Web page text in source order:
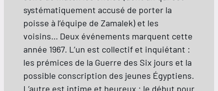
systématiquement accusé de porter la
poisse à l’équipe de Zamalek) et les
voisins… Deux événements marquent cette
année 1967. L’un est collectif et inquiétant :
les prémices de la Guerre des Six jours et la
possible conscription des jeunes Égyptiens.
L’autre est intime et heureux : le début pour